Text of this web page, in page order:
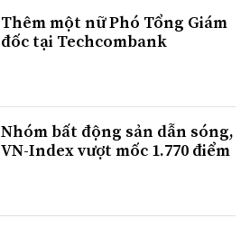
Thêm một nữ Phó Tổng Giám
đốc tại Techcombank
Nhóm bất động sản dẫn sóng,
VN-Index vượt mốc 1.770 điểm